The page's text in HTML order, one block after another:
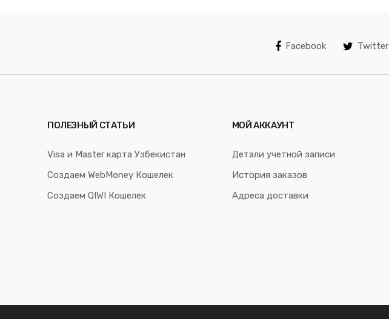
Facebook Twitter
ПОЛЕЗНЫЙ СТАТЬИ
Visa и Master карта Узбекистан
Создаем WebMoney Кошелек
Создаем QIWI Кошелек
МОЙ АККАУНТ
Детали учетной записи
История заказов
Адреса доставки